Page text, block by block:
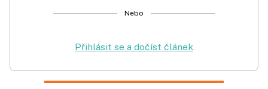
Nebo
Přihlásit se a dočíst článek